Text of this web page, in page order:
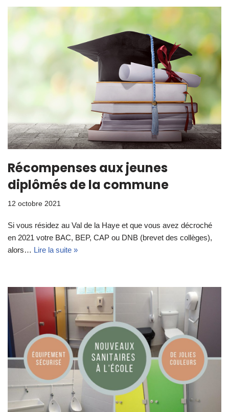
Récompenses aux jeunes
diplômés de la commune
12 octobre 2021
Si vous résidez au Val de la Haye et que vous avez décroché
en 2021 votre BAC, BEP, CAP ou DNB (brevet des collèges),
alors… Lire la suite »